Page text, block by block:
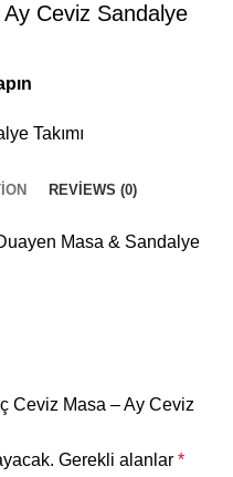
Ay Ceviz Sandalye
Takımı
REVIEWS (0)
Masa & Sandalye
Ceviz Masa – Ay Ceviz
Gerekli alanlar *